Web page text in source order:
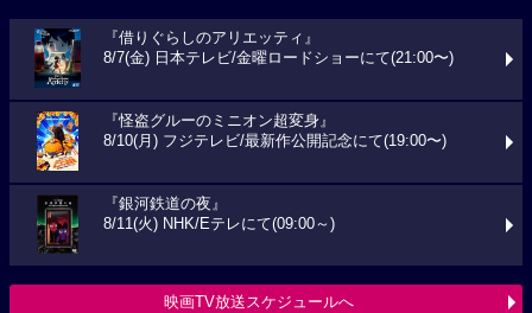
『借りぐらしのアリエッティ』
8/7(金) 日本テレビ/金曜ロードショーにて(21:00〜)
『怪盗グルーのミニオン超変身』
8/10(月) フジテレビ/最新作公開記念にて(19:00〜)
『銀河鉄道の夜』
8/11(火) NHK/Eテレにて(09:00～)
映画TV放送スケジュールへ